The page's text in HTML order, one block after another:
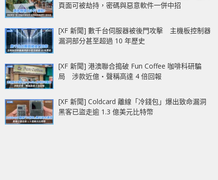
頁面可被劫持，密碼與惡意軟件一併中招
[XF 新聞] 數千台伺服器被後門攻擊 主機板控制器
漏洞部分甚至超過 10 年歷史
[XF 新聞] 港澳聯合搗破 Fun Coffee 咖啡科研騙
局 涉款近億‧聲稱高達 4 倍回報
[XF 新聞] Coldcard 離線「冷錢包」爆出致命漏洞
黑客已盜走逾 1.3 億美元比特幣